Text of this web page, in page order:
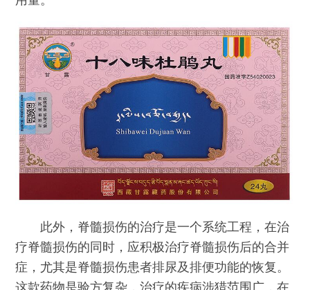
此外，脊髓损伤的治疗是一个系统工程，在治
疗脊髓损伤的同时，应积极治疗脊髓损伤后的合并
症，尤其是脊髓损伤患者排尿及排便功能的恢复。